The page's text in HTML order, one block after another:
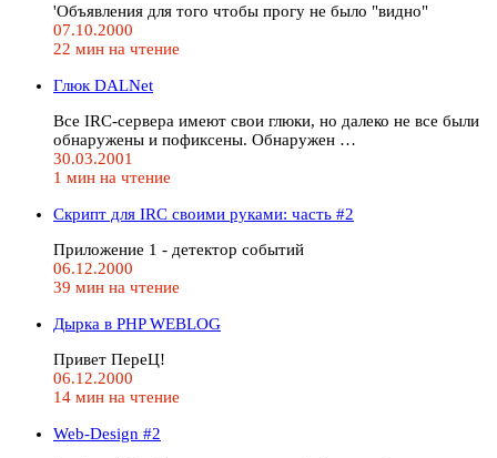
'Объявления для того чтобы прогу не было "видно"
07.10.2000
22 мин на чтение
Глюк DALNet
Все IRC-сервера имеют свои глюки, но далеко не все были
обнаружены и пофиксены. Обнаружен …
30.03.2001
1 мин на чтение
Скрипт для IRC своими руками: часть #2
Приложение 1 - детектор событий
06.12.2000
39 мин на чтение
Дырка в PHP WEBLOG
Привет ПереЦ!
06.12.2000
14 мин на чтение
Web-Design #2